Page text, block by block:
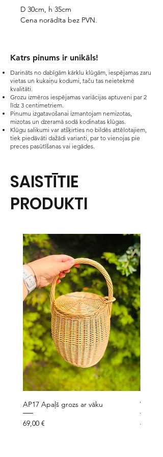
D 30cm, h 35cm
Cena norādīta bez PVN.
Katrs pinums ir unikāls!​
Darināts no dabīgām kārklu klūgām, iespējamas zaru
vietas un kukaiņu kodumi, taču tas neietekmē
kvalitāti.
Grozu izmēros iespējamas variācijas aptuveni par 2
līdz 3 centimetriem.
Pinumu izgatavošanai izmantojam nemizotas,
mizotas un dzeramā sodā kodinatas klūgas.
Klūgu salikumi var atšķirties no bildēs attēlotajiem,
tiek piedāvāti dažādi varianti, par to vienojas pie
preces pasūtīšanas vai iegādes.
SAISTĪTIE
PRODUKTI
AP17 Apaļš grozs ar vāku
Cena
69,00 €
VLG7
Cena
49,00 €